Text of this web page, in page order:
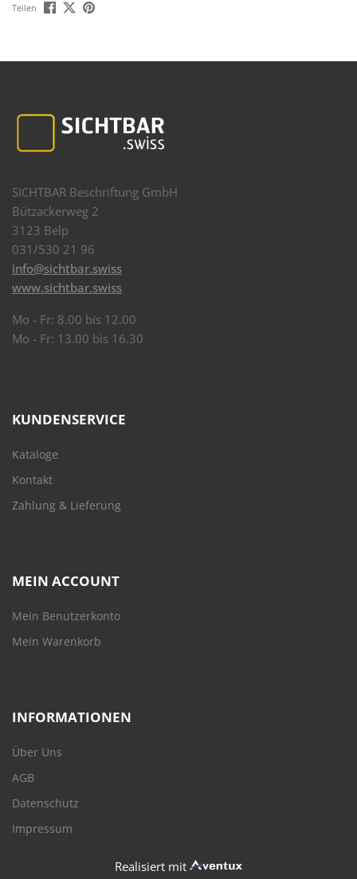
Teilen
SICHTBAR Beschriftung GmbH
Bützackerweg 2
3123 Belp
031/530 21 96
info@sichtbar.swiss
www.sichtbar.swiss
Mo - Fr: 8.00 bis 12.00
Mo - Fr: 13.00 bis 16.30
KUNDENSERVICE
Kataloge
Kontakt
Zahlung & Lieferung
MEIN ACCOUNT
Mein Benutzerkonto
Mein Warenkorb
INFORMATIONEN
Über Uns
AGB
Datenschutz
Impressum
Realisiert mit